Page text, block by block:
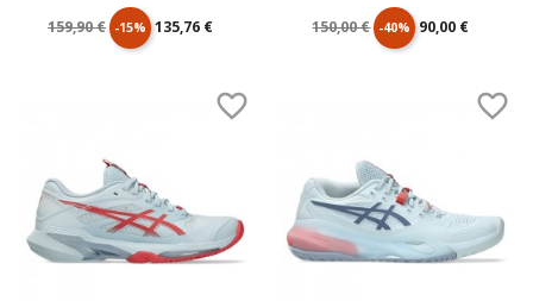
Prix
159,90 € -15% Prix
135,76 € Prix
150,00 € -40% Prix
90,00 €
 